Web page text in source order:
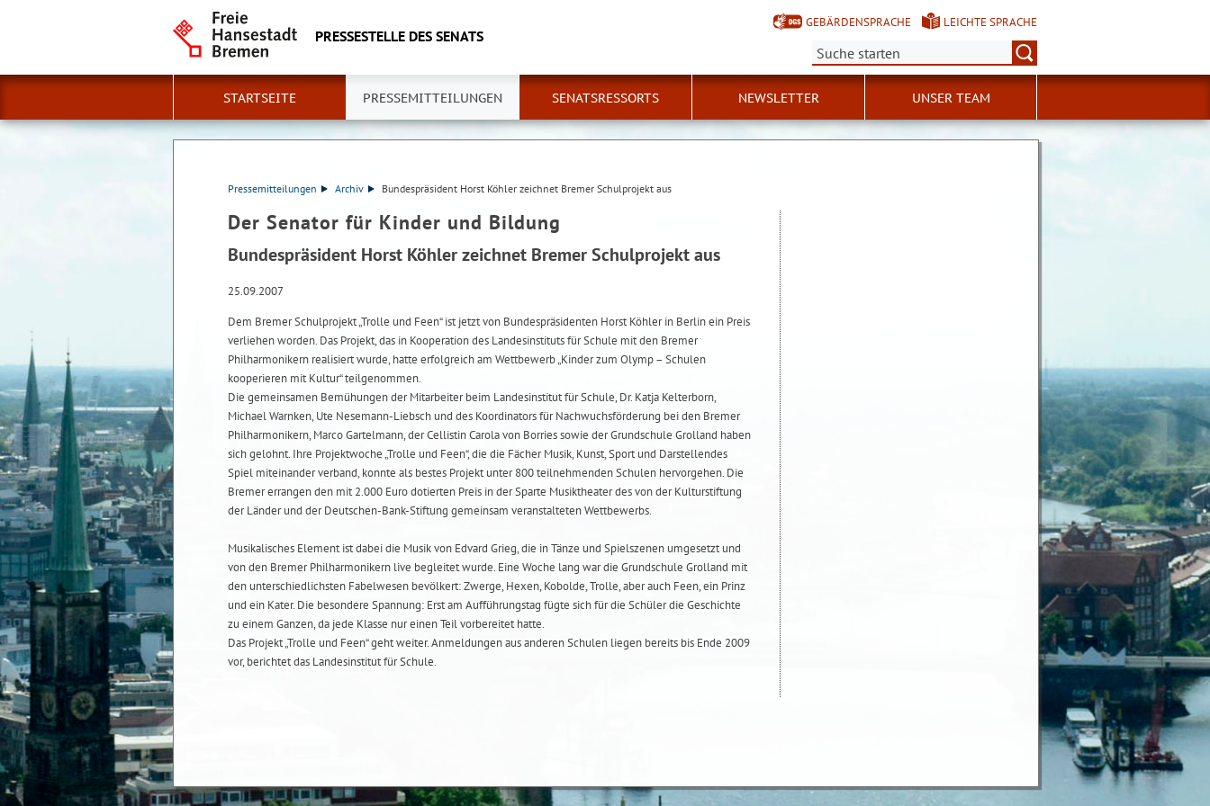
PRESSESTELLE DES SENATS
GEBÄRDENSPRACHE
LEICHTE SPRACHE
Suche:
STARTSEITE PRESSEMITTEILUNGEN SENATSRESSORTS NEWSLETTER UNSER TEAM
Pressemitteilungen Archiv Bundespräsident Horst Köhler zeichnet Bremer Schulprojekt aus
Der Senator für Kinder und Bildung
Bundespräsident Horst Köhler zeichnet Bremer Schulprojekt aus
25.09.2007
Dem Bremer Schulprojekt „Trolle und Feen“ ist jetzt von Bundespräsidenten Horst Köhler in Berlin ein Preis
verliehen worden. Das Projekt, das in Kooperation des Landesinstituts für Schule mit den Bremer
Philharmonikern realisiert wurde, hatte erfolgreich am Wettbewerb „Kinder zum Olymp – Schulen
kooperieren mit Kultur“ teilgenommen.
Die gemeinsamen Bemühungen der Mitarbeiter beim Landesinstitut für Schule, Dr. Katja Kelterborn,
Michael Warnken, Ute Nesemann-Liebsch und des Koordinators für Nachwuchsförderung bei den Bremer
Philharmonikern, Marco Gartelmann, der Cellistin Carola von Borries sowie der Grundschule Grolland haben
sich gelohnt. Ihre Projektwoche „Trolle und Feen“, die die Fächer Musik, Kunst, Sport und Darstellendes
Spiel miteinander verband, konnte als bestes Projekt unter 800 teilnehmenden Schulen hervorgehen. Die
Bremer errangen den mit 2.000 Euro dotierten Preis in der Sparte Musiktheater des von der Kulturstiftung
der Länder und der Deutschen-Bank-Stiftung gemeinsam veranstalteten Wettbewerbs.
Musikalisches Element ist dabei die Musik von Edvard Grieg, die in Tänze und Spielszenen umgesetzt und
von den Bremer Philharmonikern live begleitet wurde. Eine Woche lang war die Grundschule Grolland mit
den unterschiedlichsten Fabelwesen bevölkert: Zwerge, Hexen, Kobolde, Trolle, aber auch Feen, ein Prinz
und ein Kater. Die besondere Spannung: Erst am Aufführungstag fügte sich für die Schüler die Geschichte
zu einem Ganzen, da jede Klasse nur einen Teil vorbereitet hatte.
Das Projekt „Trolle und Feen“ geht weiter. Anmeldungen aus anderen Schulen liegen bereits bis Ende 2009
vor, berichtet das Landesinstitut für Schule.